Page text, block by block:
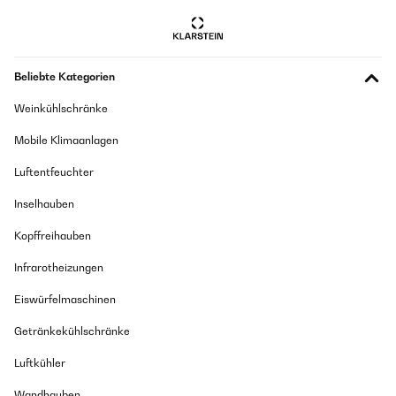
23/02/2023
Ottimo, lo metto sotto i glutei per fare addominali! Perfetto
eigenständig überprüft
Je m'en sers comme élément de parcours de motricité pour
Beliebte Kategorien
Weinkühlschränke
Mobile Klimaanlagen
Luftentfeuchter
Inselhauben
Kopffreihauben
Infrarotheizungen
Eiswürfelmaschinen
Getränkekühlschränke
Luftkühler